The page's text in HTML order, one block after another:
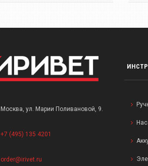
Москва, ул. Марии Поливановой, 9.
+7 (495) 135 4201
order@irivet.ru